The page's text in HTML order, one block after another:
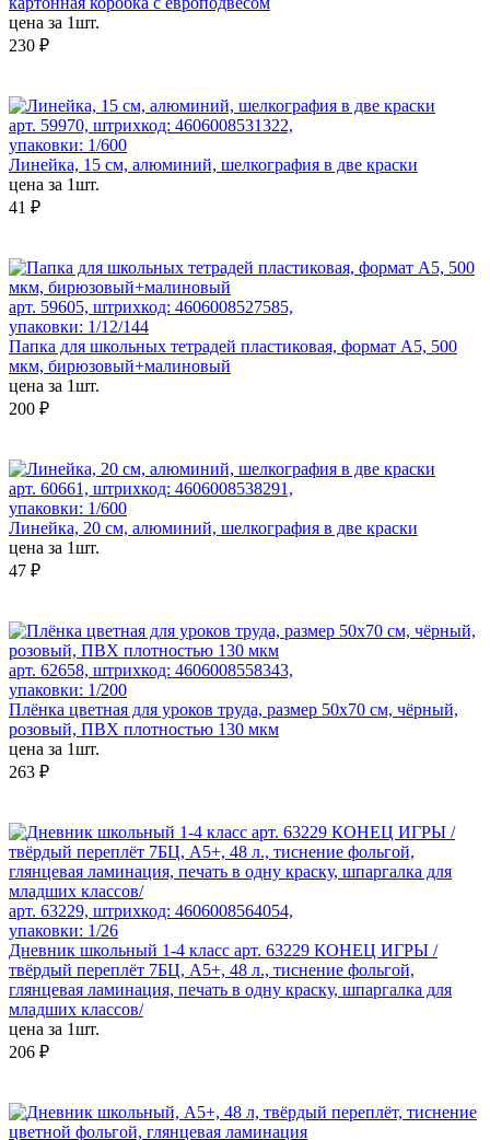
цена за 1шт.
230 ₽
арт. 59970, штрихкод: 4606008531322,
упаковки: 1/600
Линейка, 15 см, алюминий, шелкография в две краски
цена за 1шт.
41 ₽
арт. 59605, штрихкод: 4606008527585,
упаковки: 1/12/144
Папка для школьных тетрадей пластиковая, формат А5, 500
мкм, бирюзовый+малиновый
цена за 1шт.
200 ₽
арт. 60661, штрихкод: 4606008538291,
упаковки: 1/600
Линейка, 20 см, алюминий, шелкография в две краски
цена за 1шт.
47 ₽
арт. 62658, штрихкод: 4606008558343,
упаковки: 1/200
Плёнка цветная для уроков труда, размер 50х70 см, чёрный,
розовый, ПВХ плотностью 130 мкм
цена за 1шт.
263 ₽
арт. 63229, штрихкод: 4606008564054,
упаковки: 1/26
Дневник школьный 1-4 класс арт. 63229 КОНЕЦ ИГРЫ /
твёрдый переплёт 7БЦ, А5+, 48 л., тиснение фольгой,
глянцевая ламинация, печать в одну краску, шпаргалка для
младших классов/
цена за 1шт.
206 ₽